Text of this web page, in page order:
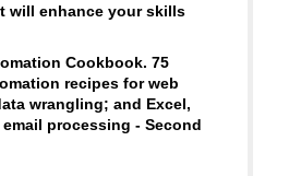
will enhance your skills
Cookbook. 75
recipes for web
wrangling; and Excel,
processing - Second